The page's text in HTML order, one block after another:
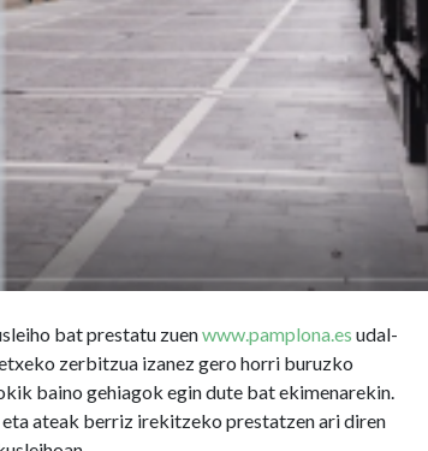
bat prestatu zuenwww.pamplona.es udal-
zerbitzua izanez gero horri buruzko
baino gehiagok egin dute bat ekimenarekin.
ateak berriz irekitzeko prestatzen ari diren